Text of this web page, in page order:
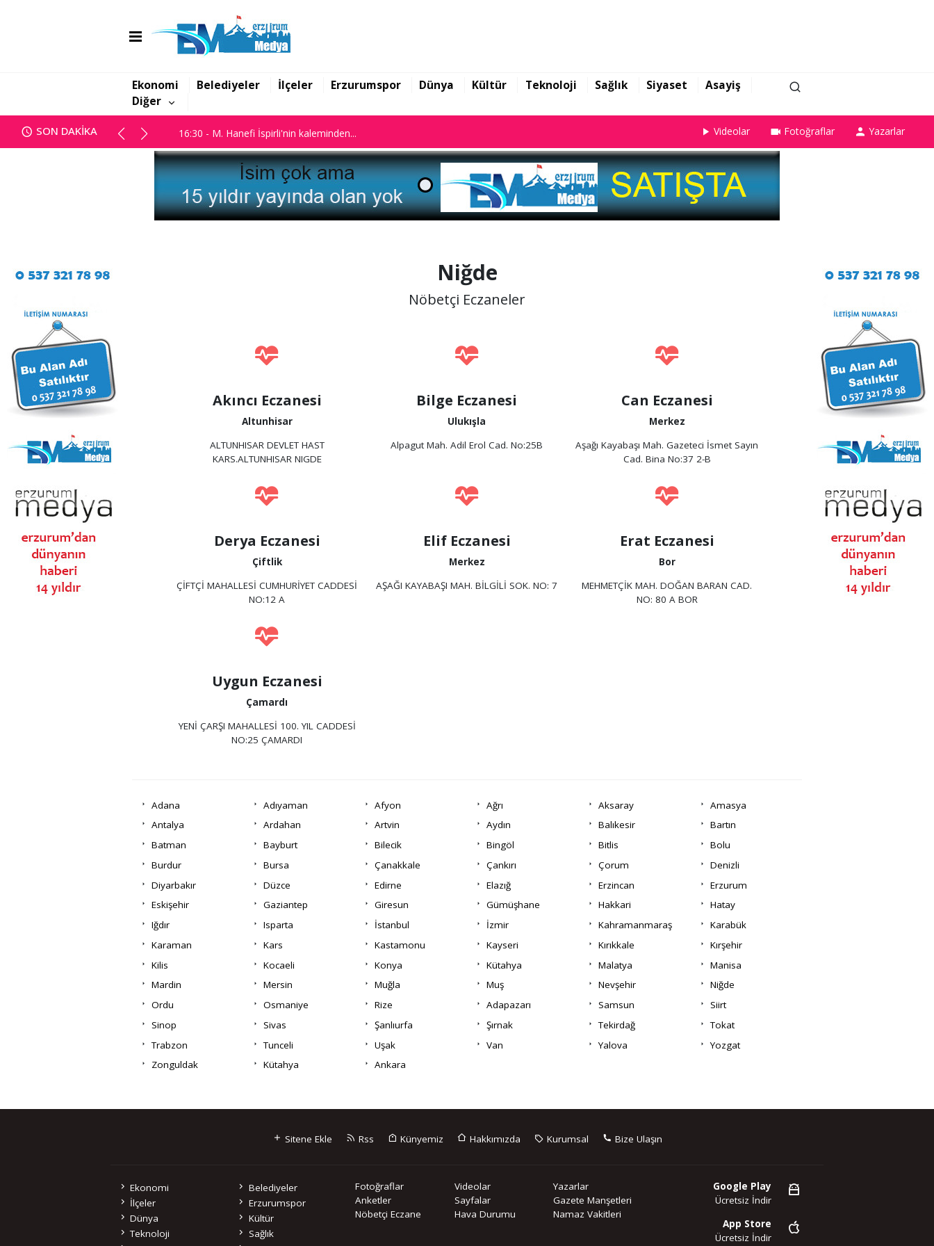
Ekonomi Belediyeler İlçeler Erzurumspor Dünya Kültür Teknoloji Sağlık Siyaset
Asayiş
Diğer
SON DAKİKA
16:06 - Görbil Özcan partisinden istifa etti
16:30 - M. Hanefi İspirli'nin kaleminden...
16:30 - M. Hanefi İspirli'nin kaleminden... Videolar Fotoğraflar Yazarlar
Niğde
Nöbetçi Eczaneler
Akıncı Eczanesi
Altunhisar
ALTUNHISAR DEVLET HAST
KARS.ALTUNHISAR NIGDE
Bilge Eczanesi
Ulukışla
Alpagut Mah. Adil Erol Cad. No:25B
Can Eczanesi
Merkez
Aşağı Kayabaşı Mah. Gazeteci İsmet Sayın
Cad. Bina No:37 2-B
Derya Eczanesi
Çiftlik
ÇİFTÇİ MAHALLESİ CUMHURİYET CADDESİ
NO:12 A
Elif Eczanesi
Merkez
AŞAĞI KAYABAŞI MAH. BİLGİLİ SOK. NO: 7
Erat Eczanesi
Bor
MEHMETÇİK MAH. DOĞAN BARAN CAD.
NO: 80 A BOR
Uygun Eczanesi
Çamardı
YENİ ÇARŞI MAHALLESİ 100. YIL CADDESİ
NO:25 ÇAMARDI
Adana Adıyaman Afyon Ağrı Aksaray
Amasya
Antalya
Ardahan Artvin Aydın Balıkesir
Bartın
Batman
Bayburt Bilecik Bingöl Bitlis
Bolu
Burdur
Bursa Çanakkale Çankırı Çorum
Denizli
Diyarbakır
Düzce Edirne Elazığ Erzincan
Erzurum
Eskişehir
Gaziantep Giresun Gümüşhane Hakkari
Hatay
Iğdır
Isparta İstanbul İzmir Kahramanmaraş
Karabük
Karaman
Kars Kastamonu Kayseri Kırıkkale
Kırşehir
Kilis
Kocaeli Konya Kütahya Malatya
Manisa
Mardin
Mersin Muğla Muş Nevşehir
Niğde
Ordu
Osmaniye Rize Adapazarı Samsun
Siirt
Sinop
Sivas Şanlıurfa Şırnak Tekirdağ
Tokat
Trabzon
Tunceli Uşak Van Yalova
Yozgat
Zonguldak
Kütahya Ankara
Sitene Ekle Rss Künyemiz Hakkımızda Kurumsal Bize Ulaşın
Ekonomi
Belediyeler
İlçeler
Erzurumspor
Dünya
Kültür
Teknoloji
Sağlık
Fotoğraflar Videolar
Yazarlar
Anketler
Sayfalar
Gazete Manşetleri
Nöbetçi Eczane
Hava Durumu Namaz Vakitleri
Google Play
Ücretsiz İndir
App Store
Ücretsiz İndir